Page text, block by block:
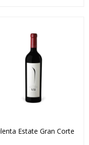
Estate Gran Corte